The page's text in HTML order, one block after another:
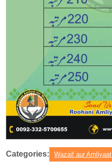
Categories: Wazaif aur Amliyaat